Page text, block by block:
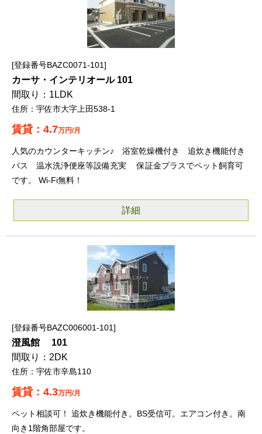
登録番号BAZC0071-101
カーサ・インテリオール 101
1LDK
宇佐市大字上田538-1
4.7万円/月
人気のカウンターキッチン♪ 浴室乾燥機付き 追炊き機能付き
バス 温水洗浄便座等設備充実 保証金プラスでペット飼育可
です。 Wi-Fi無料！
詳細
登録番号BAZC006001-101
澄風館 101
2DK
宇佐市辛島110
4.3万円/月
ペット相談可！ 追炊き機能付き。BS受信可。エアコン付き。南
向き1階角部屋です。